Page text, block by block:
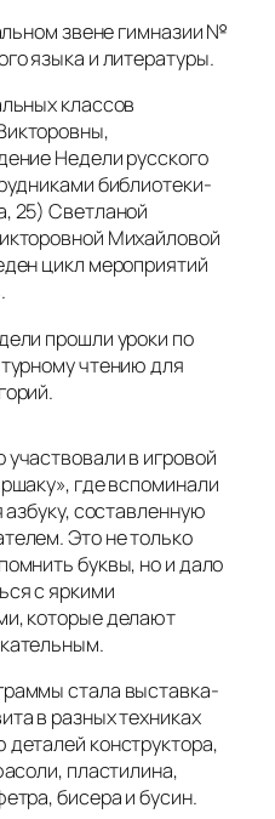
звене гимназии №
языка и литературы.
классов
Недели русского
библиотеки-
25) Светланой
Михайловой
цикл мероприятий
прошли уроки по
чтению для
в игровой
где вспоминали
азбуку, составленную
Это не только
буквы, но и дало
с яркими
которые делают
стала выставка-
в разных техниках
конструктора,
пластилина,
бисера и бусин.